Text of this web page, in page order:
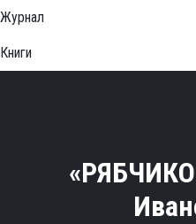
Журнал
Книги